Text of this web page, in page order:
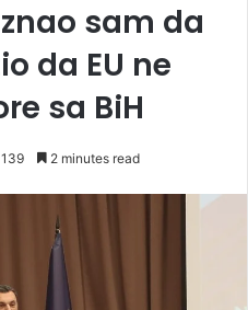
sam da
da EU ne
sa BiH
139 2 minutes read